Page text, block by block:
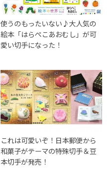
使うのもったいない♪大人気の
絵本「はらぺこあおむし」が可
愛い切手になった！
これは可愛いぞ！日本郵便から
和菓子がテーマの特殊切手＆豆
本切手が発売！